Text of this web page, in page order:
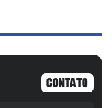
CONTATO